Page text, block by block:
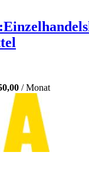
/ Monat